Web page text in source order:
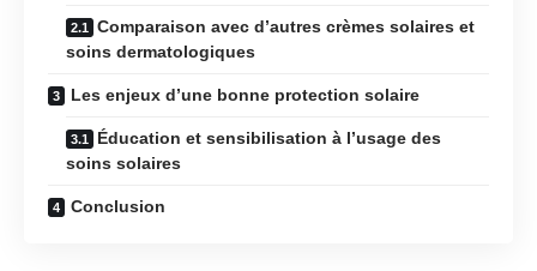
Comparaison avec d’autres crèmes solaires et
soins dermatologiques
Les enjeux d’une bonne protection solaire
Éducation et sensibilisation à l’usage des
soins solaires
Conclusion